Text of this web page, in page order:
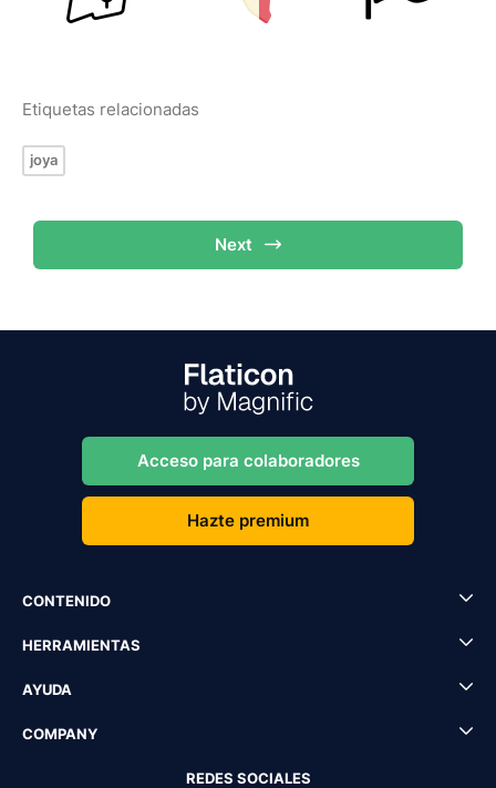
Etiquetas relacionadas
joya
Next
Acceso para colaboradores
Hazte premium
CONTENIDO
HERRAMIENTAS
AYUDA
COMPANY
REDES SOCIALES